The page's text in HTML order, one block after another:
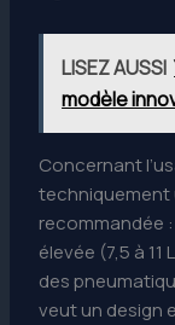
LISEZ AUSSI
modèle
Concernant
techniquement
recommandée
élevée (7,5 à 11
des
veut un design